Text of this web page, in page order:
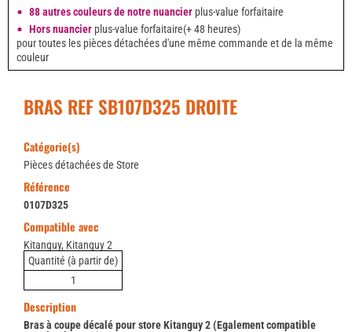
88 autres couleurs de notre nuancier plus-value forfaitaire
Hors nuancier plus-value forfaitaire(+ 48 heures)
pour toutes les pièces détachées d'une même commande et de la même
couleur
BRAS REF SB107D325 DROITE
Catégorie(s)
Pièces détachées de Store
Référence
0107D325
Compatible avec
Kitanguy, Kitanguy 2
Quantité (à partir de)
1
Description
Bras à coupe décalé pour store Kitanguy 2 (Egalement compatible